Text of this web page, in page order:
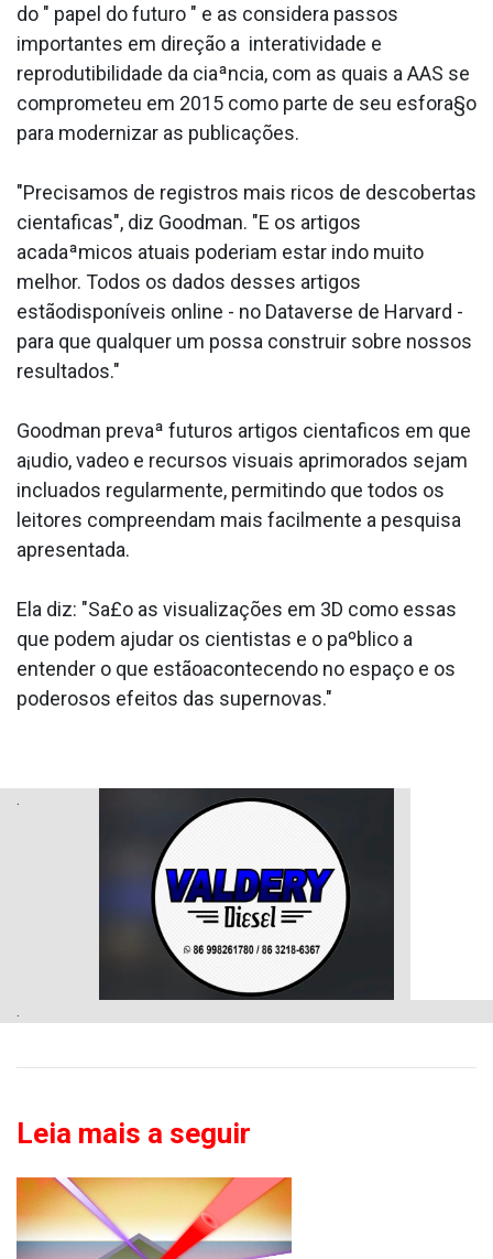
do " papel do futuro " e as considera passos
importantes em direção a interatividade e
reprodutibilidade da ciaªncia, com as quais a AAS se
comprometeu em 2015 como parte de seu esfora§o
para modernizar as publicações.
"Precisamos de registros mais ricos de descobertas
cienta­ficas", diz Goodman. "E os artigos
acadaªmicos atuais poderiam estar indo muito
melhor. Todos os dados desses artigos
estãodisponí­veis online - no Dataverse de Harvard -
para que qualquer um possa construir sobre nossos
resultados."
Goodman prevaª futuros artigos cienta­ficos em que
a¡udio, va­deo e recursos visuais aprimorados sejam
inclua­dos regularmente, permitindo que todos os
leitores compreendam mais facilmente a pesquisa
apresentada.
Ela diz: "Sa£o as visualizações em 3D como essas
que podem ajudar os cientistas e o paºblico a
entender o que estãoacontecendo no espaço e os
poderosos efeitos das supernovas."
.
Leia mais a seguir